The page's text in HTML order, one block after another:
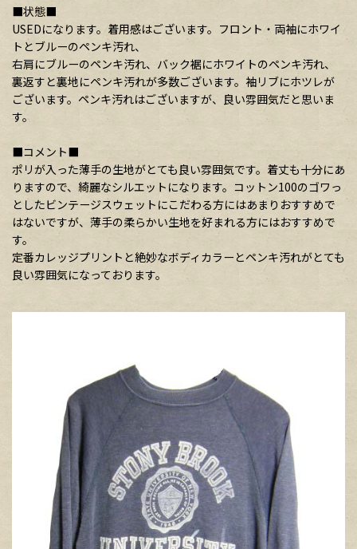
■状態■
USEDになります。着用感はございます。フロント・両袖にホワイ
トとブルーのペンキ汚れ、
右肩にブルーのペンキ汚れ、バック裾にホワイトのペンキ汚れ、
裏返すと裏地にペンキ汚れが多数ございます。袖リブにホツレが
ございます。ペンキ汚れはございますが、良い雰囲気だと思いま
す。
■コメント■
ポリが入った薄手の生地がとても良い雰囲気です。着丈も十分にあ
りますので、綺麗なシルエットになります。コットン100のゴワっ
としたビンテージスウェットにこだわる方にはあまりおすすめで
はないですが、薄手の柔らかい生地を好まれる方にはおすすめで
す。
定番カレッジプリントと絶妙なボディカラーとペンキ汚れがとても
良い雰囲気になっております。